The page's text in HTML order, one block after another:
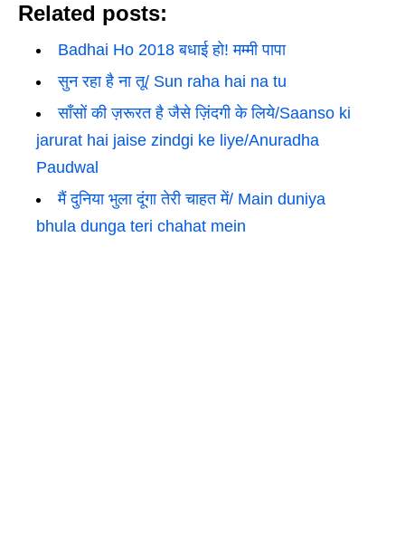
Related posts:
Badhai Ho 2018 बधाई हो! मम्मी पापा
सुन रहा है ना तू/ Sun raha hai na tu
साँसों की ज़रूरत है जैसे ज़िंदगी के लिये/Saanso ki
jarurat hai jaise zindgi ke liye/Anuradha
Paudwal
मैं दुनिया भुला दूंगा तेरी चाहत में/ Main duniya
bhula dunga teri chahat mein